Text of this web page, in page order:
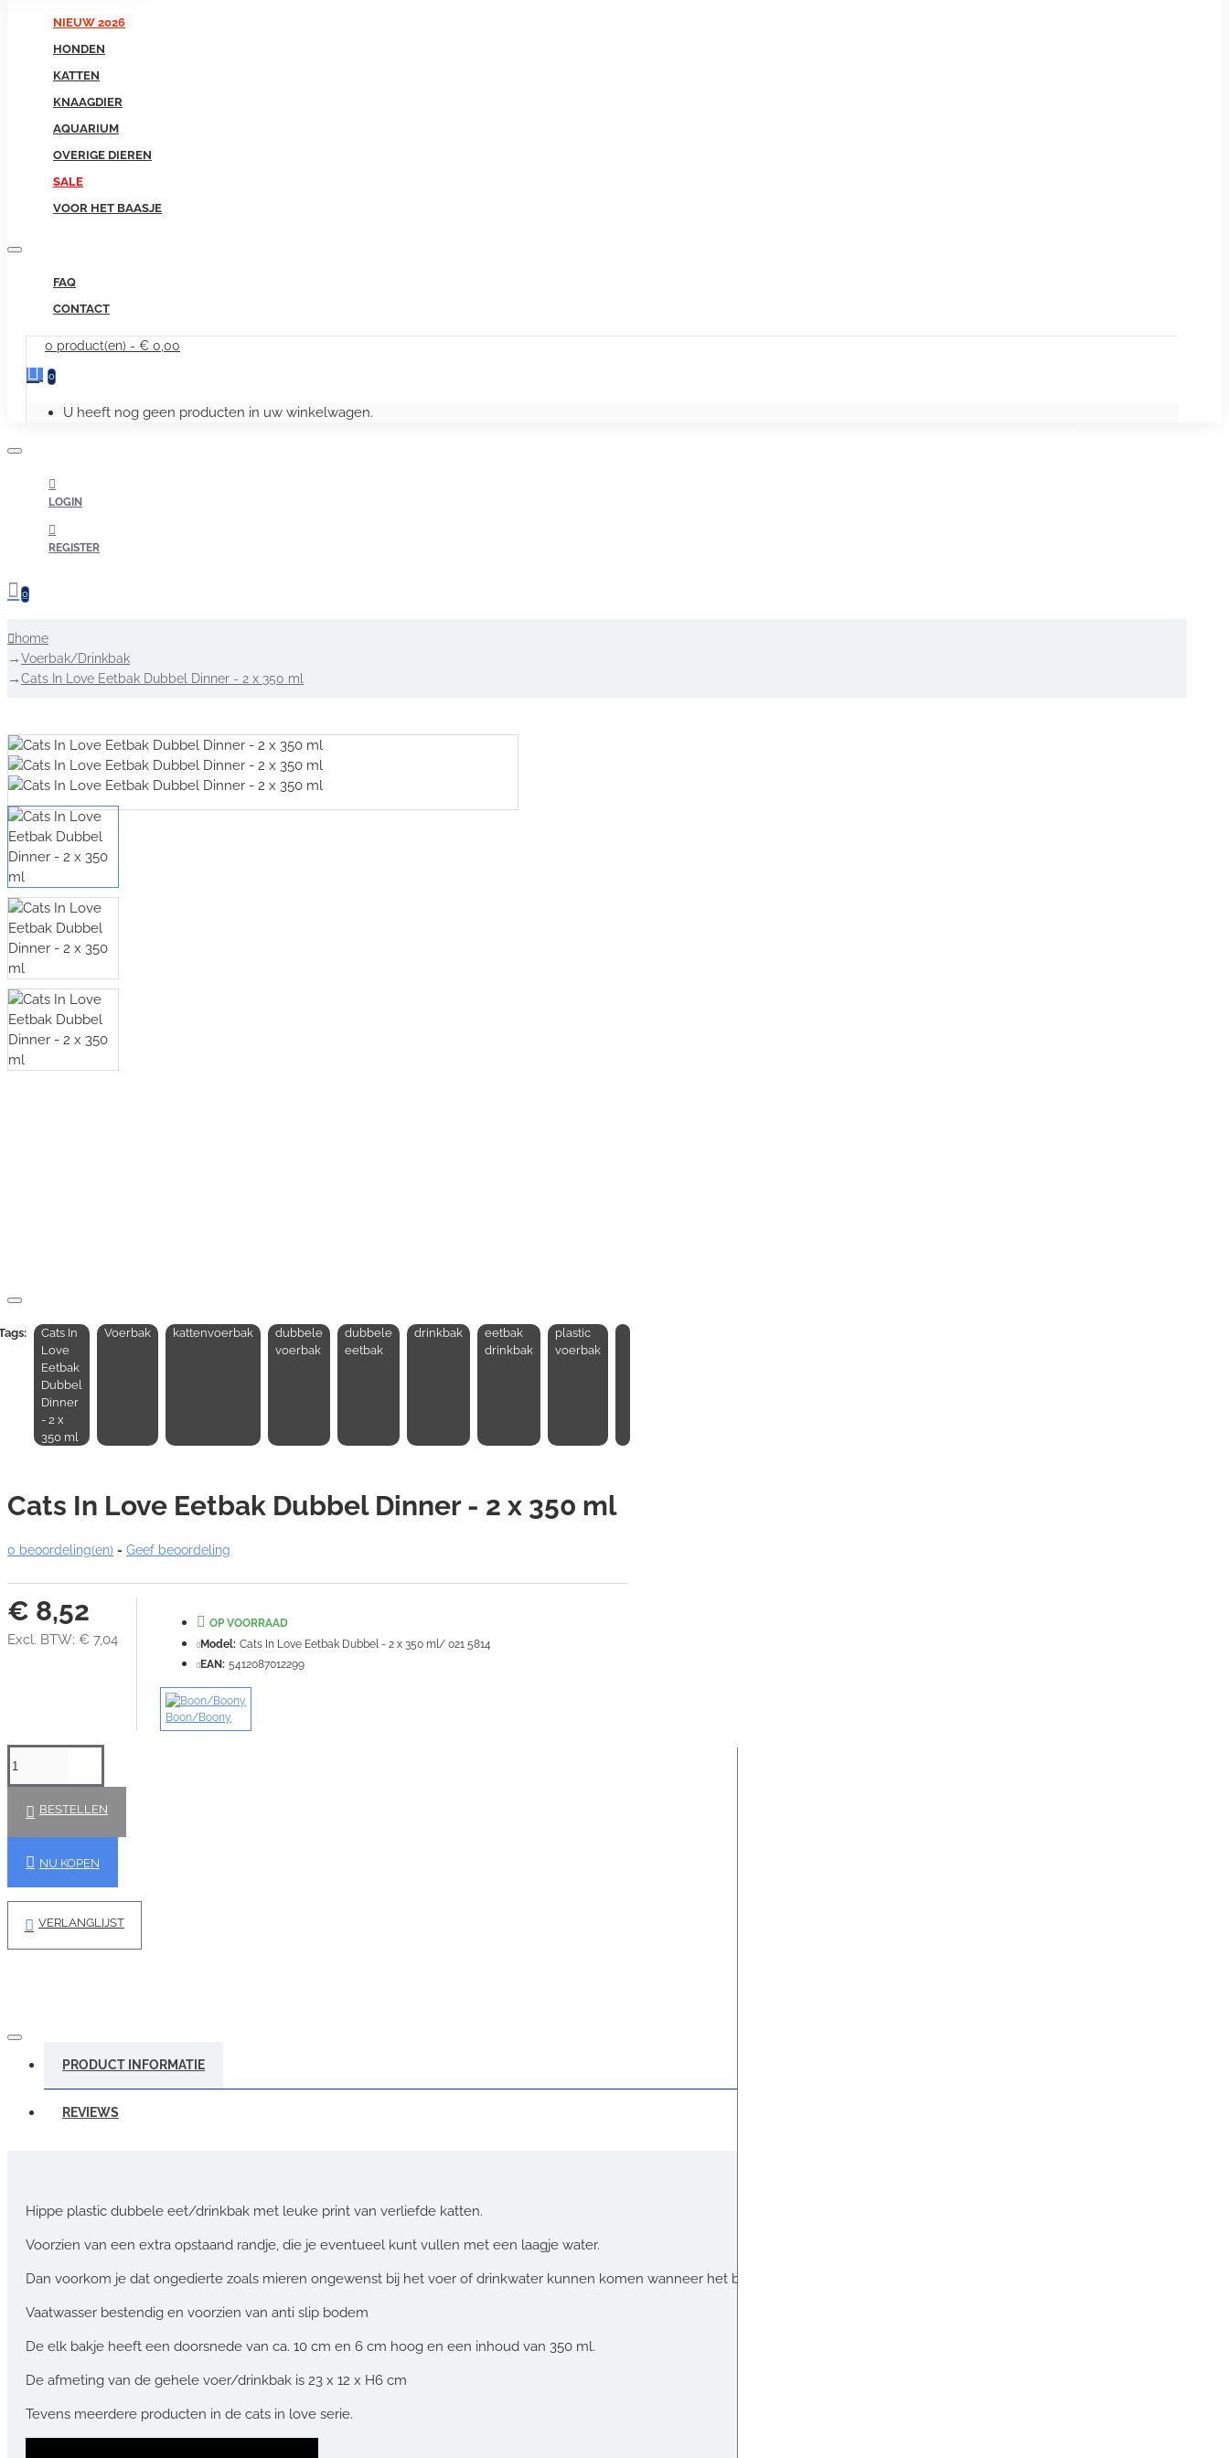
NIEUW 2026
HONDEN
KATTEN
KNAAGDIER
AQUARIUM
OVERIGE DIEREN
SALE
VOOR HET BAASJE
FAQ
CONTACT
0 product(en) - € 0,00
0
U heeft nog geen producten in uw winkelwagen.
LOGIN
REGISTER
0
home
Voerbak/Drinkbak
Cats In Love Eetbak Dubbel Dinner - 2 x 350 ml
Cats In
Love
Eetbak
Dubbel
Dinner
- 2 x
350 ml
Voerbak kattenvoerbak
dubbele
voerbak
dubbele
eetbak
drinkbak
eetbak
drinkbak
plastic
voerbak
Cats In Love Eetbak Dubbel Dinner - 2 x 350 ml
0 beoordeling(en) - Geef beoordeling
€ 8,52
Excl. BTW: € 7,04
OP VOORRAAD
Model: Cats In Love Eetbak Dubbel - 2 x 350 ml/ 021 5814
EAN: 5412087012299
Boon/Boony
BESTELLEN
NU KOPEN
VERLANGLIJST
PRODUCT INFORMATIE
REVIEWS
Hippe plastic dubbele eet/drinkbak met leuke print van verliefde katten.
Voorzien van een extra opstaand randje, die je eventueel kunt vullen met een laagje water.
Dan voorkom je dat ongedierte zoals mieren ongewenst bij het voer of drinkwater kunnen komen wanneer het bakje buiten staat.
Vaatwasser bestendig en voorzien van anti slip bodem
De elk bakje heeft een doorsnede van ca. 10 cm en 6 cm hoog en een inhoud van 350 ml.
De afmeting van de gehele voer/drinkbak is 23 x 12 x H6 cm
Tevens meerdere producten in de cats in love serie.